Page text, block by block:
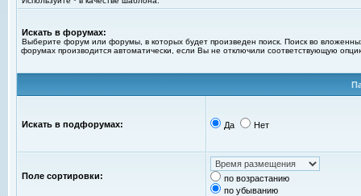
Искать в форумах:
Выберите форум или форумы, в которых будет произведен поиск. Поиск во
форумах производится автоматически, если Вы не отключили соответствующую
Искать в подфорумах: Да Нет
Поле сортировки:
по возрастанию
по убыванию